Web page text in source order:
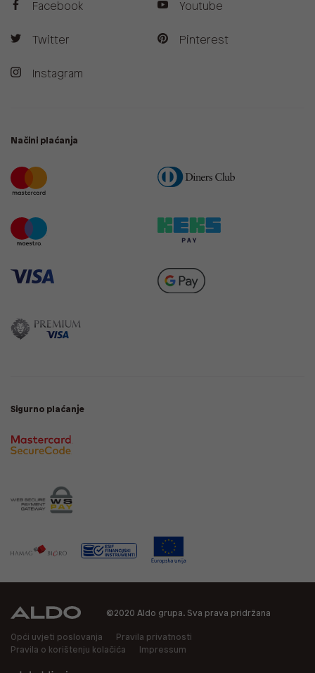
Facebook
Twitter
Instagram
Youtube
Pinterest
Načini plaćanja
Sigurno plaćanje
©2020 Aldo grupa. Sva prava pridržana
Opći uvjeti poslovanja
Pravila privatnosti
Pravila o korištenju kolačića
Impressum